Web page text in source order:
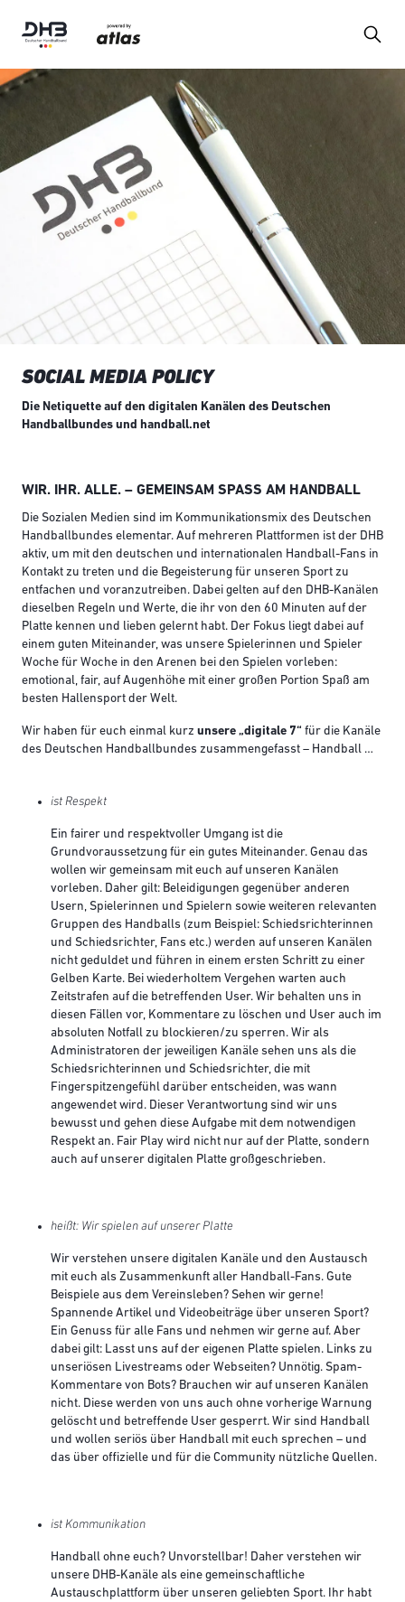
SOCIAL MEDIA POLICY
Die Netiquette auf den digitalen Kanälen des Deutschen
Handballbundes und handball.net
WIR. IHR. ALLE. – GEMEINSAM SPASS AM HANDBALL
Die Sozialen Medien sind im Kommunikationsmix des Deutschen
Handballbundes elementar. Auf mehreren Plattformen ist der DHB
aktiv, um mit den deutschen und internationalen Handball-Fans in
Kontakt zu treten und die Begeisterung für unseren Sport zu
entfachen und voranzutreiben. Dabei gelten auf den DHB-Kanälen
dieselben Regeln und Werte, die ihr von den 60 Minuten auf der
Platte kennen und lieben gelernt habt. Der Fokus liegt dabei auf
einem guten Miteinander, was unsere Spielerinnen und Spieler
Woche für Woche in den Arenen bei den Spielen vorleben:
emotional, fair, auf Augenhöhe mit einer großen Portion Spaß am
besten Hallensport der Welt.
Wir haben für euch einmal kurz unsere „digitale 7“ für die Kanäle
des Deutschen Handballbundes zusammengefasst – Handball …
ist Respekt
Ein fairer und respektvoller Umgang ist die
Grundvoraussetzung für ein gutes Miteinander. Genau das
wollen wir gemeinsam mit euch auf unseren Kanälen
vorleben. Daher gilt: Beleidigungen gegenüber anderen
Usern, Spielerinnen und Spielern sowie weiteren relevanten
Gruppen des Handballs (zum Beispiel: Schiedsrichterinnen
und Schiedsrichter, Fans etc.) werden auf unseren Kanälen
nicht geduldet und führen in einem ersten Schritt zu einer
Gelben Karte. Bei wiederholtem Vergehen warten auch
Zeitstrafen auf die betreffenden User. Wir behalten uns in
diesen Fällen vor, Kommentare zu löschen und User auch im
absoluten Notfall zu blockieren/zu sperren. Wir als
Administratoren der jeweiligen Kanäle sehen uns als die
Schiedsrichterinnen und Schiedsrichter, die mit
Fingerspitzengefühl darüber entscheiden, was wann
angewendet wird. Dieser Verantwortung sind wir uns
bewusst und gehen diese Aufgabe mit dem notwendigen
Respekt an. Fair Play wird nicht nur auf der Platte, sondern
auch auf unserer digitalen Platte großgeschrieben.
heißt: Wir spielen auf unserer Platte
Wir verstehen unsere digitalen Kanäle und den Austausch
mit euch als Zusammenkunft aller Handball-Fans. Gute
Beispiele aus dem Vereinsleben? Sehen wir gerne!
Spannende Artikel und Videobeiträge über unseren Sport?
Ein Genuss für alle Fans und nehmen wir gerne auf. Aber
dabei gilt: Lasst uns auf der eigenen Platte spielen. Links zu
unseriösen Livestreams oder Webseiten? Unnötig. Spam-
Kommentare von Bots? Brauchen wir auf unseren Kanälen
nicht. Diese werden von uns auch ohne vorherige Warnung
gelöscht und betreffende User gesperrt. Wir sind Handball
und wollen seriös über Handball mit euch sprechen – und
das über offizielle und für die Community nützliche Quellen.
ist Kommunikation
Handball ohne euch? Unvorstellbar! Daher verstehen wir
unsere DHB-Kanäle als eine gemeinschaftliche
Austauschplattform über unseren geliebten Sport. Ihr habt